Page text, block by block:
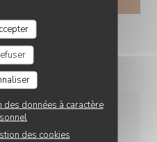
données à caractère
des cookies